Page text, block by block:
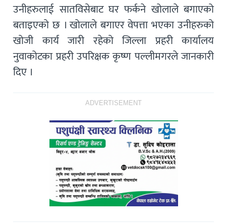
उनीहरुलाई सातविसेबाट घर फर्कने खोलाले बगाएको
बताइएको छ । खोलाले बगाएर वेपत्ता भएका उनीहरुको
खोजी कार्य जारी रहेको जिल्ला प्रहरी कार्यालय
नुवाकोटका प्रहरी उपरिक्षक कृष्ण पल्लीमगरले जानकारी
दिए ।
ADVERTISEMENT